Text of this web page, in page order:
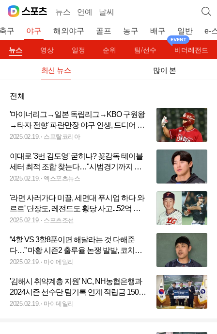
뉴스 연예 날씨
구 야구 해외야구 골프 농구 배구 일반 e-
뉴스 영상 일정 순위 팀/선수 비더레전드
최신 뉴스 많이 본
전체
'마이너리그→일본 독립리그→KBO 구원왕
→타자 전향' 파란만장 야구 인생, 드디어 정
착할까...2차 홍백전서 연타석 홈런 '작렬'
2025.02.19. 스포탈코리아
이대로 '3번 김도영' 굳히나? 꽃감독 테이블
세터 최적 조합 찾는다…"시범경기까지 타
순 고민"
2025.02.19. 엑스포츠뉴스
'라면 사러가다 미끌, 세면대 푸시업 하다 와
르르' 단장도, 레전드도 황당 사고...52억 마
무리는 하필 왜...
2025.02.19. 스포츠조선
“4할 VS 3할8푼이면 해달라는 것 다해준
다…” 마황 시즌2 출루율 논쟁 발발, 코치와
의 ‘유쾌한 내기’[MD타이난]
2025.02.19. 마이데일리
'김해시 취약계층 지원' NC, NH농협은행과
2024시즌 선수단 팀기록 연계 적립금 1500
만원 기부
2025.02.19. 마이데일리